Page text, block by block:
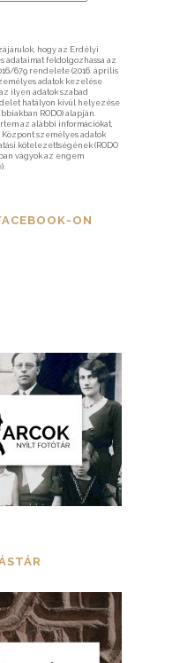
hogy az Erdélyi
adataimat feldolgozhassa az
679 rendelete (2016. április
adatok kezelése
ilyen adatok szabad
hatályon kívül helyezése
RODO) alapján.
az alábbi információkat,
személyes adatok
kötelezettségének (RODO
vagyok az engem
ON